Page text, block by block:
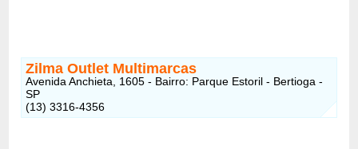
Zilma Outlet Multimarcas
Avenida Anchieta, 1605 - Bairro: Parque Estoril - Bertioga -
SP
(13) 3316-4356